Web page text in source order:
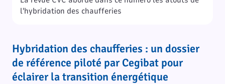
l'hybridation des chaufferies
Hybridation des chaufferies : un dossier
de référence piloté par Cegibat pour
éclairer la transition énergétique